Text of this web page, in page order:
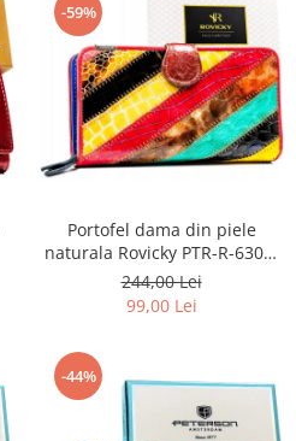
-59%
Portofel dama din piele
naturala Rovicky PTR-R-6303-
PAT-6939 MULT
244,00 Lei
99,00 Lei
-44%